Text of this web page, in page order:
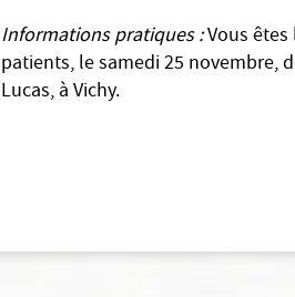
Informations pratiques :Vous êtes
patients, le samedi 25 novembre,
Lucas, à Vichy.